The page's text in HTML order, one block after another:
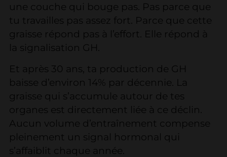
une couche qui bouge pas. Pas parce que
tu travailles pas assez fort. Parce que cette
graisse répond pas à l’effort. Elle répond à
la signalisation GH.
Et après 30 ans, ta production de GH
baisse d’environ 14% par décennie. La
graisse qui s’accumule autour de tes
organes est directement liée à ce déclin.
Aucun volume d’entraînement compense
pleinement un signal hormonal qui
s’affaiblit chaque année.